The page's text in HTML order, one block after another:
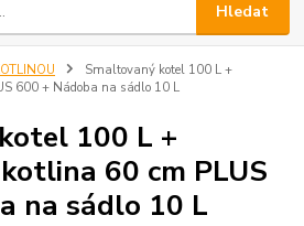
Hledat
Smaltovaný kotel 100 L +
600 + Nádoba na sádlo 10 L
100 L +
60 cm PLUS
na sádlo 10 L